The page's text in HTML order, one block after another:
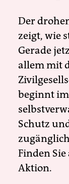
Der
zeigt, wie
Gerade
allem mit
beginnt
Schutz
Finden
Aktion.